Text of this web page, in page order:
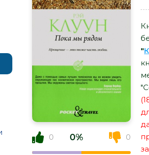
0 0% 0
"